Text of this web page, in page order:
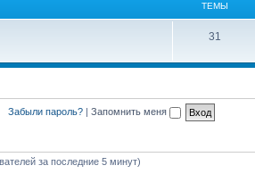
ТЕМЫ
31
Забыли пароль? | Запомнить меня
за последние 5 минут)